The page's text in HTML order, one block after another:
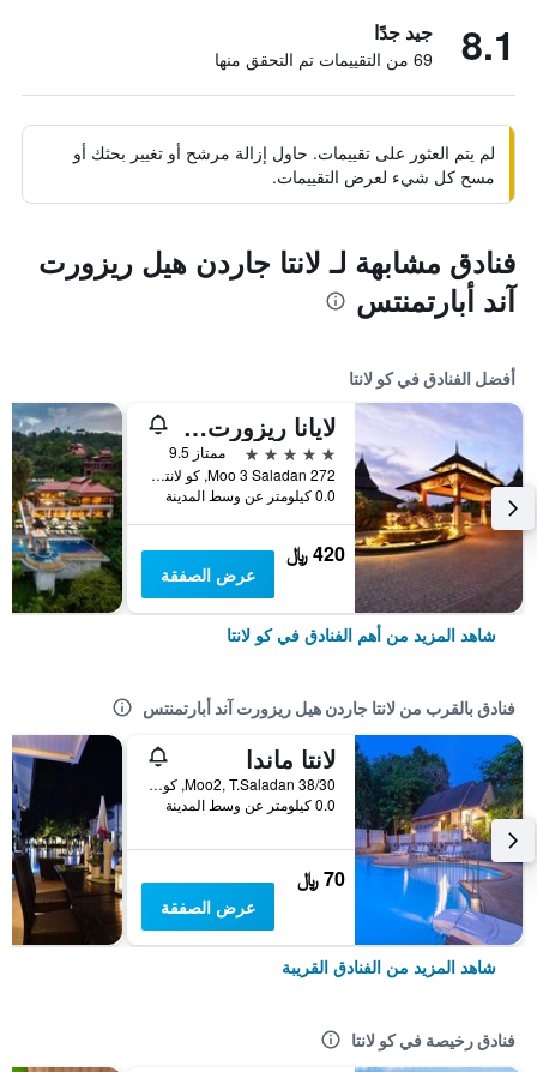
8.1 جيد جدًا
69 من التقييمات تم التحقق منها
لم يتم العثور على تقييمات. حاول إزالة مرشح أو تغيير بحثك أو
مسح كل شيء لعرض التقييمات.
فنادق مشابهة لـ لانتا جاردن هيل ريزورت
آند أبارتمنتس
أفضل الفنادق في كو لانتا
لايانا ريزورت آند سبا
5 نجوم
ممتاز 9.5
272 Moo 3 Saladan, كو لانتا, تايلاند
0.0 كيلومتر عن وسط المدينة
420 ﷼
عرض الصفقة
شاهد المزيد من أهم الفنادق في كو لانتا
فنادق بالقرب من لانتا جاردن هيل ريزورت آند أبارتمنتس
لانتا ماندا
38/30 Moo2, T.Saladan, كو لانتا, تايلاند
0.0 كيلومتر عن وسط المدينة
70 ﷼
عرض الصفقة
شاهد المزيد من الفنادق القريبة
فنادق رخيصة في كو لانتا